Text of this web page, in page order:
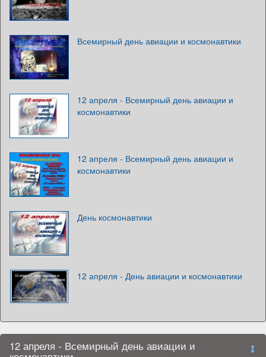
Всемирный день авиации и космонавтики
12 апреля - Всемирный день авиации и
космонавтики
12 апреля - Всемирный день авиации и
космонавтики
День космонавтики
12 апреля - День авиации и космонавтики
12 апреля - Всемирный день авиации и